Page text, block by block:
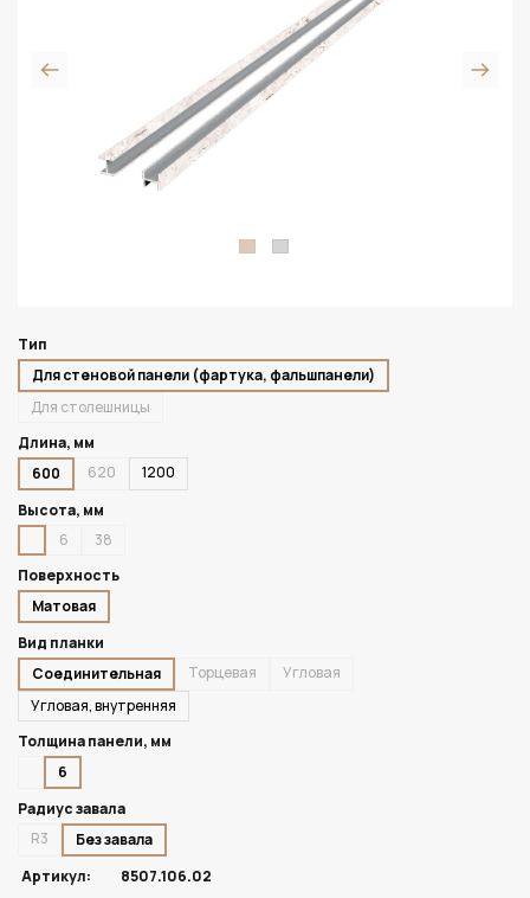
Тип
Для стеновой панели (фартука, фальшпанели)
Для столешницы
Длина, мм
600
620
1200
Высота, мм
6
38
Поверхность
Матовая
Вид планки
Соединительная
Торцевая
Угловая
Угловая, внутренняя
Толщина панели, мм
6
Радиус завала
R3
Без завала
Артикул:
8507.106.02